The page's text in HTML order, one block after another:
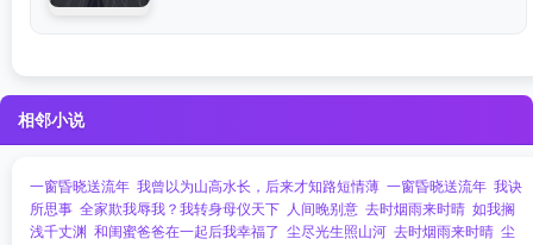
相邻小说
一窗昏晓送流年 我曾以为山高水长，后来才知路短情薄 一窗昏晓送流年 我诀
所思事 全家欺我辱我？我转身母仪天下 人间晚别意 去时烟雨来时晴 如我搁
浅千丈渊 和闺蜜爸爸在一起后我幸福了 尘尽光生照山河 去时烟雨来时晴 尘